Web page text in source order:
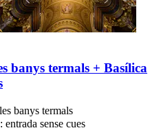
banys termals + Basílica
banys termals
sense cues